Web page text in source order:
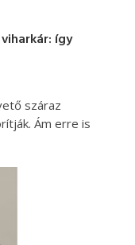
így
száraz
Ám erre is